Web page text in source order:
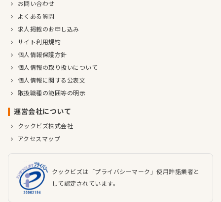
お問い合わせ
よくある質問
求人掲載のお申し込み
サイト利用規約
個人情報保護方針
個人情報の取り扱いについて
個人情報に関する公表文
取扱職種の範囲等の明示
運営会社について
クックビズ株式会社
アクセスマップ
クックビズは「プライバシーマーク」使用許諾業者と
して認定されています。